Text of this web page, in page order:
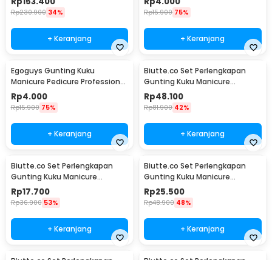
Rp230.900 34%
+ Keranjang
Rp15.900 75%
+ Keranjang
Egoguys Gunting Kuku
Manicure Pedicure Professional
Stainless Steel - NT97
Rp4.000
Rp15.900 75%
+ Keranjang
Biutte.co Set Perlengkapan
Gunting Kuku Manicure
Pedicure Nail Clipper 18 PCS -
S0M020
Rp48.100
Rp81.900 42%
+ Keranjang
Biutte.co Set Perlengkapan
Gunting Kuku Manicure
Pedicure Nail Clipper 7 PCS -
S0M020
Rp17.700
Rp36.900 53%
+ Keranjang
Biutte.co Set Perlengkapan
Gunting Kuku Manicure
Pedicure Nail Clipper 10 PCS -
S0M020
Rp25.500
Rp48.900 48%
+ Keranjang